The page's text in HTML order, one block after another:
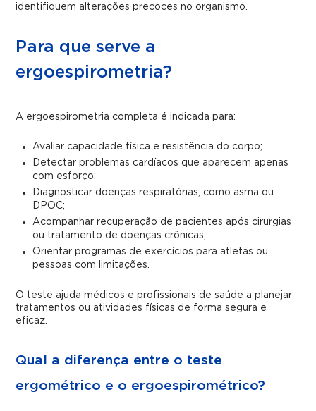
identifiquem alterações precoces no organismo.
Para que serve a
ergoespirometria?
A ergoespirometria completa é indicada para:
Avaliar capacidade física e resistência do corpo;
Detectar problemas cardíacos que aparecem apenas
com esforço;
Diagnosticar doenças respiratórias, como asma ou
DPOC;
Acompanhar recuperação de pacientes após cirurgias
ou tratamento de doenças crônicas;
Orientar programas de exercícios para atletas ou
pessoas com limitações.
O teste ajuda médicos e profissionais de saúde a planejar
tratamentos ou atividades físicas de forma segura e
eficaz.
Qual a diferença entre o teste
ergométrico e o ergoespirométrico?